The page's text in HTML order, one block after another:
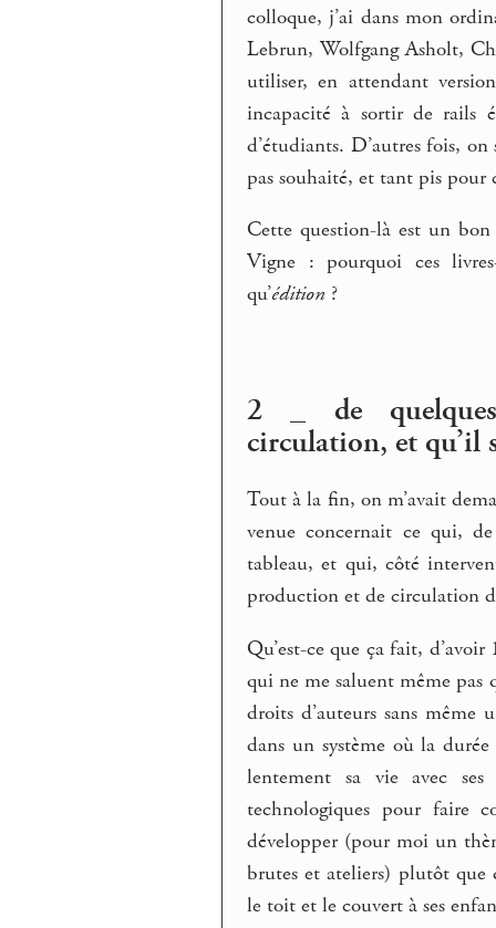
colloque, j’ai dans mon
Lebrun, Wolfgang Asholt,
utiliser, en attendant
incapacité à sortir de rails
d’étudiants. D’autres fois,
pas souhaité, et tant pis pour
Cette question-là est un bon
Vigne : pourquoi ces
qu’édition ?
2 _ de
circulation, et qu’il
Tout à la fin, on m’avait
venue concernait ce qui,
tableau, et qui, côté
production et de circulation
Qu’est-ce que ça fait,
qui ne me saluent même pas
droits d’auteurs sans même
dans un système où la
lentement sa vie avec
technologiques pour faire
développer (pour moi un
brutes et ateliers) plutôt que
le toit et le couvert à ses